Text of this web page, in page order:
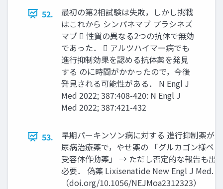
52.
最初の第2相試験は失敗，しかし挑戦
はこれから シンパネマブ プラシネズ
マブ  性質の異なる2つの抗体で無効
であった．  アルツハイマー病でも
進行抑制効果を認める抗体薬を発見
する のに時間がかかったので，今後
発見される可能性がある． N Engl J
Med 2022; 387:408-420: N Engl J
Med 2022; 387:421-432
53.
早期パーキンソン病に対する 進行抑制薬が
尿病治療薬で，やせ薬の 「グルカゴン様ペ
受容体作動薬」 → ただし否定的な報告も出
必要． 偽薬 Lixisenatide New Engl J Med.
（doi.org/10.1056/NEJMoa2312323）